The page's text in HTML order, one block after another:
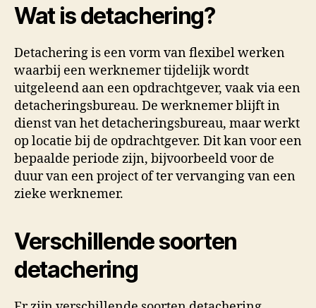
Wat is detachering?
Detachering is een vorm van flexibel werken
waarbij een werknemer tijdelijk wordt
uitgeleend aan een opdrachtgever, vaak via een
detacheringsbureau. De werknemer blijft in
dienst van het detacheringsbureau, maar werkt
op locatie bij de opdrachtgever. Dit kan voor een
bepaalde periode zijn, bijvoorbeeld voor de
duur van een project of ter vervanging van een
zieke werknemer.
Verschillende soorten
detachering